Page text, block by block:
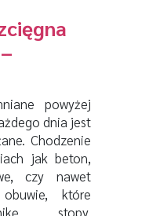
powyżej
dnia jest
Chodzenie
jak beton,
czy nawet
które
stopy,